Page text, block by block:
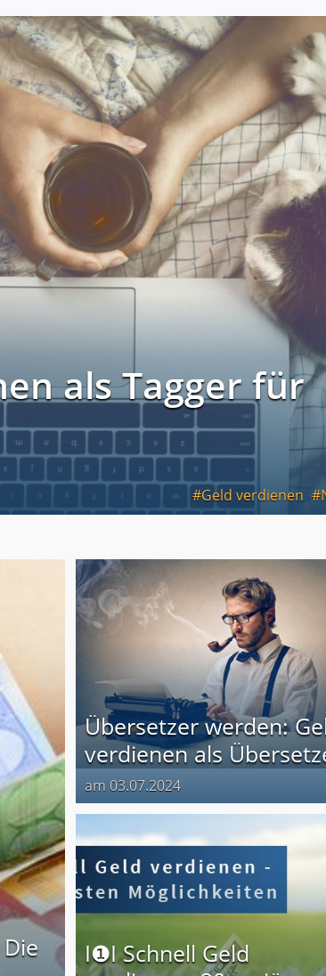
als Tagger für
Geld verdienen
Übersetzer werden:
verdienen als
am 03.07.2024
I❶I Schnell Geld
Nach öffentlichem Aufschrei:
I❶I Schnell Geld verdienen:
Produkttester werden und